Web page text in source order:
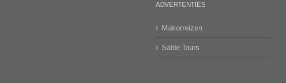
ADVERTENTIES
Makorreizen
Sable Tours